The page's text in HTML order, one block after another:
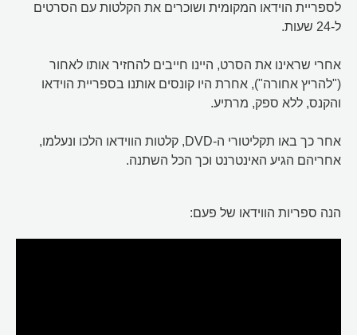
לספריית הוידאו המקומית ושוכרים את הקלטות עם הסרטים
ל-24 שעות.
אחרי שראינו את הסרט, היינו חייבים להחזיר אותו לאחור
("להריץ אחורה"), אחרת היו קונסים אותנו בספריית הוידאו
והקנס, ללא ספק, מרתיע.
אחר כך באו תקליטורי ה-DVD, קלטות הווידאו הלכו ונעלמו,
אחריהם הגיע האינטרנט וכך הכל השתנה.
הנה ספריות הווידאו של פעם: